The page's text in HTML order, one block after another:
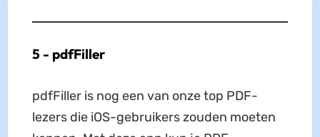
5 - pdfFiller
pdfFiller is nog een van onze top PDF-
lezers die iOS-gebruikers zouden moeten